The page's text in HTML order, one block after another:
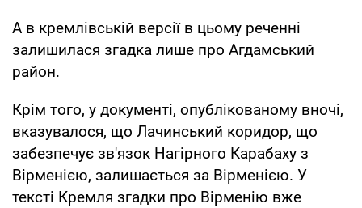
А в кремлівській версії в цьому реченні
залишилася згадка лише про Агдамський
район.
Крім того, у документі, опублікованому вночі,
вказувалося, що Лачинський коридор, що
забезпечує зв'язок Нагірного Карабаху з
Вірменією, залишається за Вірменією. У
тексті Кремля згадки про Вірменію вже